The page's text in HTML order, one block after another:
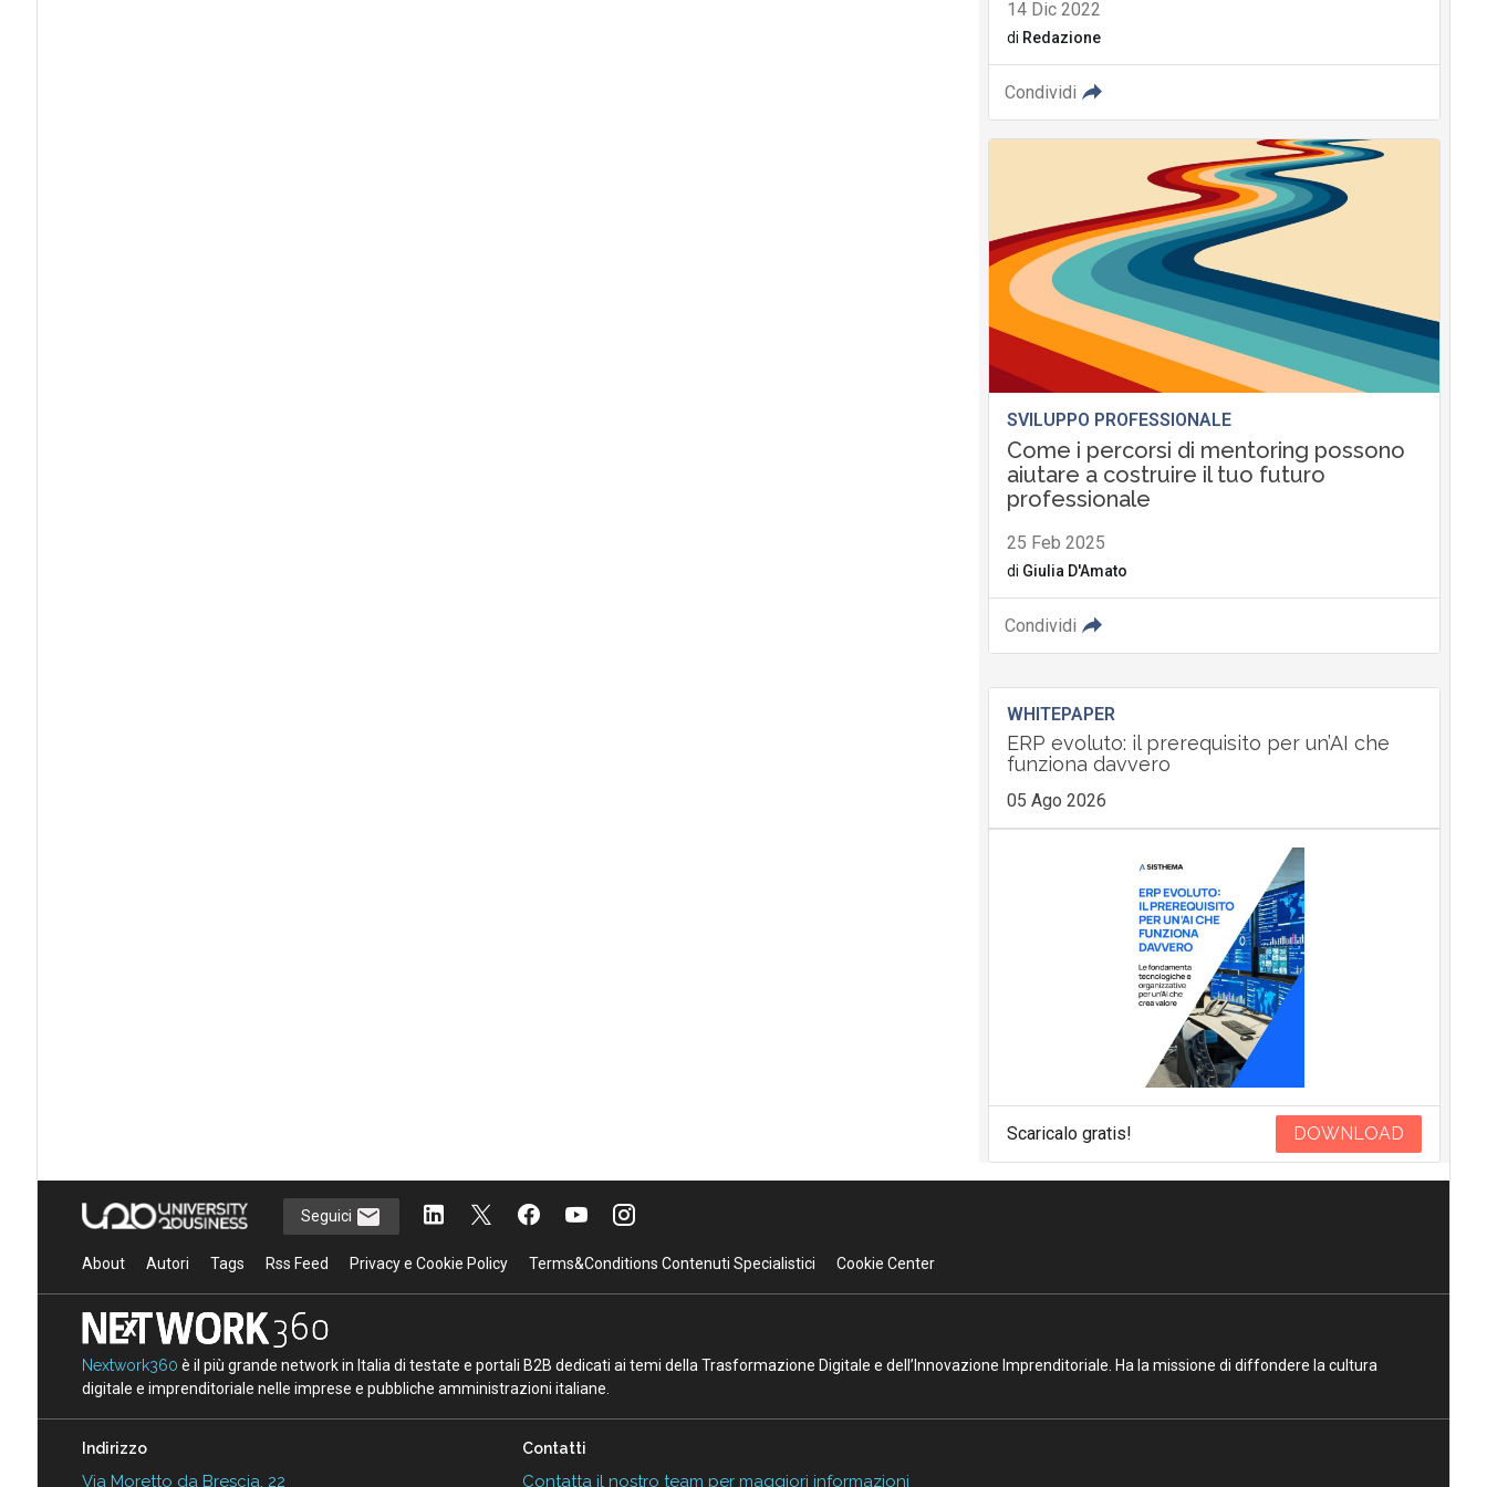
14 Dic 2022
di Redazione
Condividi
SVILUPPO PROFESSIONALE
Come i percorsi di mentoring possono
aiutare a costruire il tuo futuro
professionale
25 Feb 2025
di Giulia D'Amato
Condividi
WHITEPAPER
ERP evoluto: il prerequisito per un’AI che
funziona davvero
05 Ago 2026
Scaricalo gratis! DOWNLOAD
Seguici
About Autori Tags Rss Feed Privacy e Cookie Policy Terms&Conditions Contenuti Specialistici Cookie Center
Nextwork360 è il più grande network in Italia di testate e portali B2B dedicati ai temi della Trasformazione Digitale e dell’Innovazione Imprenditoriale. Ha la missione di diffondere la cultura
digitale e imprenditoriale nelle imprese e pubbliche amministrazioni italiane.
Indirizzo
Via Moretto da Brescia, 22
Contatti
Contatta il nostro team per maggiori informazioni